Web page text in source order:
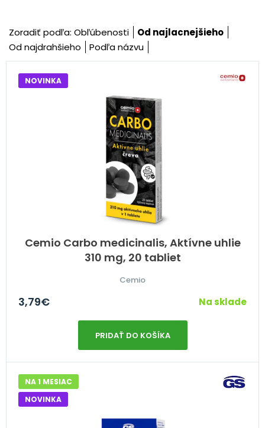
Zoradiť podľa: Obľúbenosti
Od najlacnejšieho
Od najdrahšieho
Podľa názvu
Cemio Carbo medicinalis, Aktívne uhlie
310 mg, 20 tabliet
NOVINKA
Cemio
3,79€ Na sklade
PRIDAŤ DO KOŠÍKA
NA 1 MESIAC
NOVINKA